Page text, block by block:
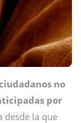
no
por
desde la que